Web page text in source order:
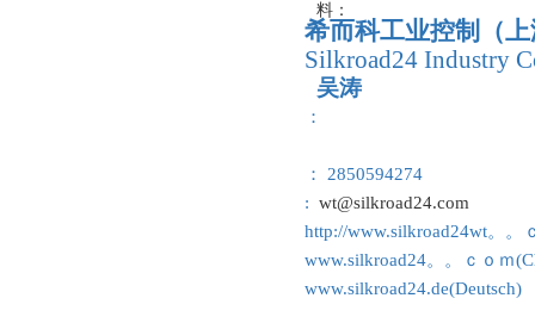
料：
希而科工业控制（
Silkroad24 Industry
吴涛
：
： 2850594274
: wt@silkroad24.com
http://www.silkroad24wt。。
www.silkroad24。。ｃｏｍ
www.silkroad24.de(Deutsch)